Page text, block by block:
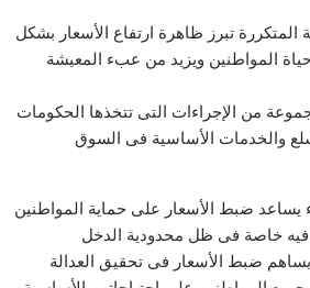
المتكررة تبرز ظاهرة ارتفاع الأسعار بشكل
المواطنين ويزيد من عبء المعيشة
من الإجراءات التى تتخذها الحكومات
والخدمات الأساسية فى السوق
يساعد ضبط الأسعار على حماية المواطنين
فيه خاصة فى ظل محدودية الدخل
يساهم ضبط الأسعار فى تحقيق العدالة